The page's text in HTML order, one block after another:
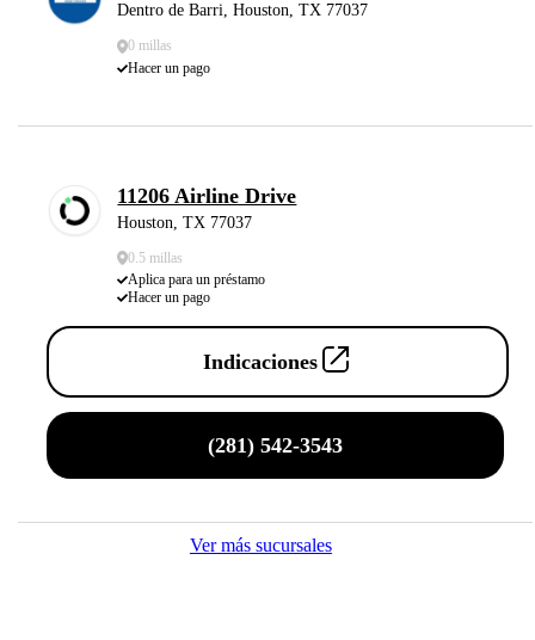
Dentro de Barri, Houston, TX 77037
0 millas
Hacer un pago
11206 Airline Drive
Houston, TX 77037
0.5 millas
Aplica para un préstamo
Hacer un pago
Indicaciones
(281) 542-3543
Ver más sucursales